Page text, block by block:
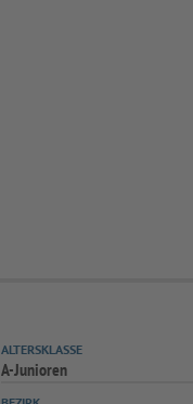
ALTERSKLASSE
A-Junioren